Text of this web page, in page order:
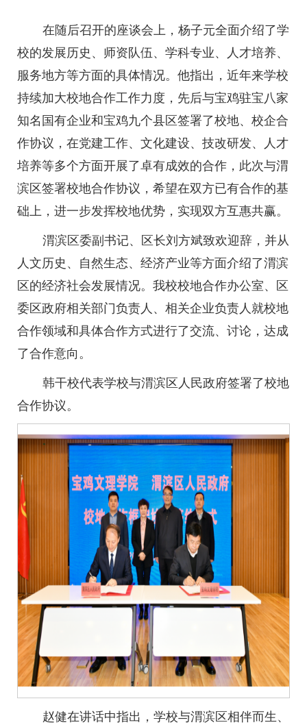
在随后召开的座谈会上，杨子元全面介绍了学
校的发展历史、师资队伍、学科专业、人才培养、
服务地方等方面的具体情况。他指出，近年来学校
持续加大校地合作工作力度，先后与宝鸡驻宝八家
知名国有企业和宝鸡九个县区签署了校地、校企合
作协议，在党建工作、文化建设、技改研发、人才
培养等多个方面开展了卓有成效的合作，此次与渭
滨区签署校地合作协议，希望在双方已有合作的基
础上，进一步发挥校地优势，实现双方互惠共赢。
渭滨区委副书记、区长刘方斌致欢迎辞，并从
人文历史、自然生态、经济产业等方面介绍了渭滨
区的经济社会发展情况。我校校地合作办公室、区
委区政府相关部门负责人、相关企业负责人就校地
合作领域和具体合作方式进行了交流、讨论，达成
了合作意向。
韩干校代表学校与渭滨区人民政府签署了校地
合作协议。
赵健在讲话中指出，学校与渭滨区相伴而生、